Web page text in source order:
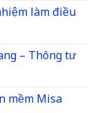
làm điều
– Thông tư
mềm Misa